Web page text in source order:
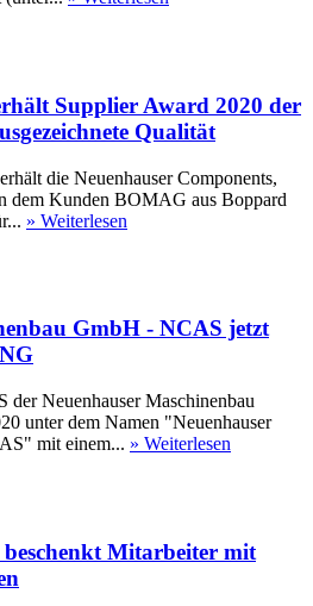
Supplier Award 2020 der
Qualität
die Neuenhauser Components,
dem Kunden BOMAG aus Boppard
» Weiterlesen
GmbH - NCAS jetzt
der Neuenhauser Maschinenbau
unter dem Namen "Neuenhauser
mit einem... » Weiterlesen
Mitarbeiter mit